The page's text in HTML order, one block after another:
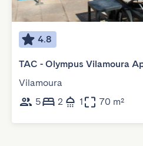
4.8
TAC - Olympus Vilamoura
Vilamoura
5
2 1 70 m²